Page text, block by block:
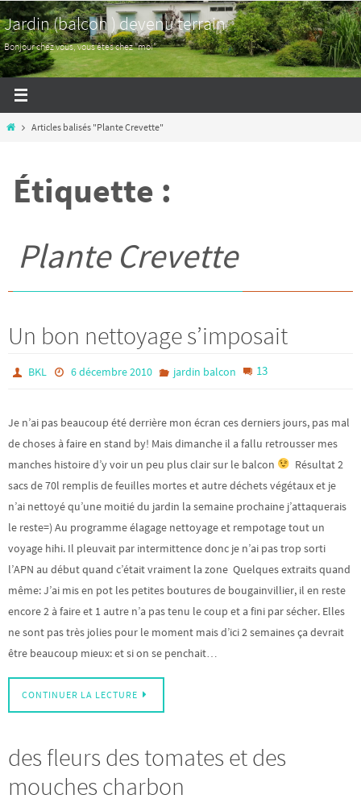
Passer
vers
le
contenu
Jardin (balcon ) devenu terrain
Bonjour chez vous, vous êtes chez "moi"
HomeArticles balisés "Plante Crevette"
Étiquette :
Plante Crevette
Un bon nettoyage s’imposait
BKL 6 décembre 2010 jardin balcon 13
Je n’ai pas beaucoup été derrière mon écran ces derniers jours, pas mal
de choses à faire en stand by! Mais dimanche il a fallu retrousser mes
manches histoire d’y voir un peu plus clair sur le balcon
Résultat 2
sacs de 70l remplis de feuilles mortes et autre déchets végétaux et je
n’ai nettoyé qu’une moitié du jardin la semaine prochaine j’attaquerais
le reste=) Au programme élagage nettoyage et rempotage tout un
voyage hihi. Il pleuvait par intermittence donc je n’ai pas trop sorti
l’APN au début quand c’était vraiment la zone Quelques extraits quand
même: J’ai mis en pot les petites boutures de bougainvillier, il en reste
encore 2 à faire et 1 autre n’a pas tenu le coup et a fini par sécher. Elles
ne sont pas très jolies pour le moment mais d’ici 2 semaines ça devrait
être beaucoup mieux: et si on se penchait…
CONTINUER LA LECTURE
des fleurs des tomates et des
mouches charbon